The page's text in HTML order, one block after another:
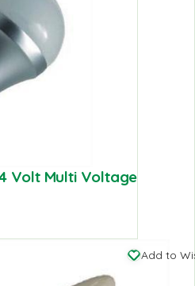
Volt Multi Voltage
Add to